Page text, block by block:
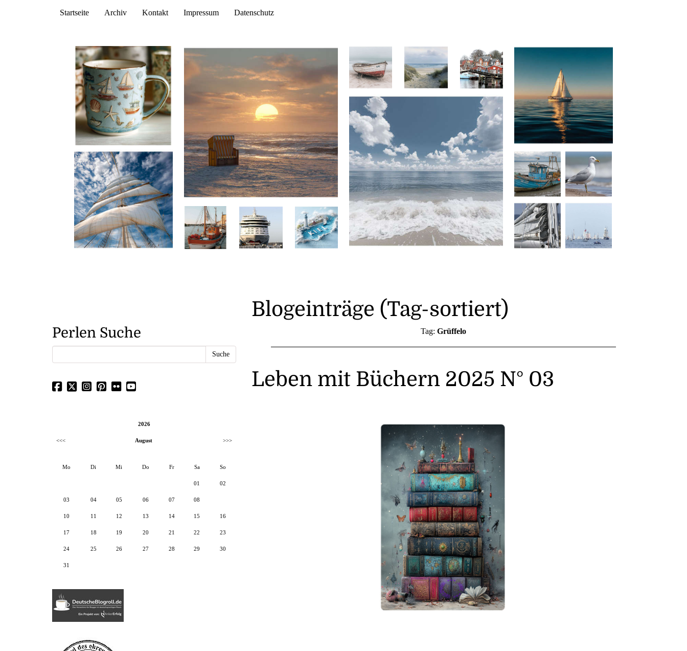
Startseite Archiv Kontakt Impressum Datenschutz
Blogeinträge (Tag-sortiert)
Tag: Grüffelo
Leben mit Büchern 2025 N° 03
Perlen Suche
2026
<<< August >>>
Mo Di Mi Do Fr Sa So
01 02
03 04 05 06 07 08
10 11 12 13 14 15 16
17 18 19 20 21 22 23
24 25 26 27 28 29 30
31